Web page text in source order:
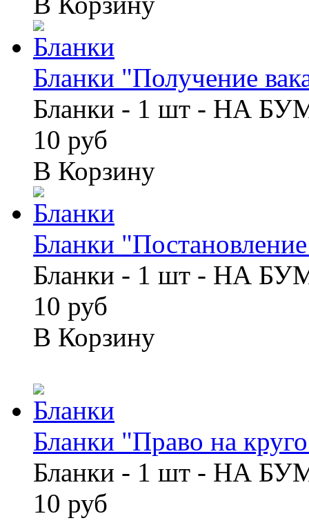
Бланки "Получение
Бланки - 1 шт - НА
10 руб
В Корзину
Бланки
Бланки - 1 шт - НА
10 руб
В Корзину
Бланки "Право на
Бланки - 1 шт - НА
10 руб